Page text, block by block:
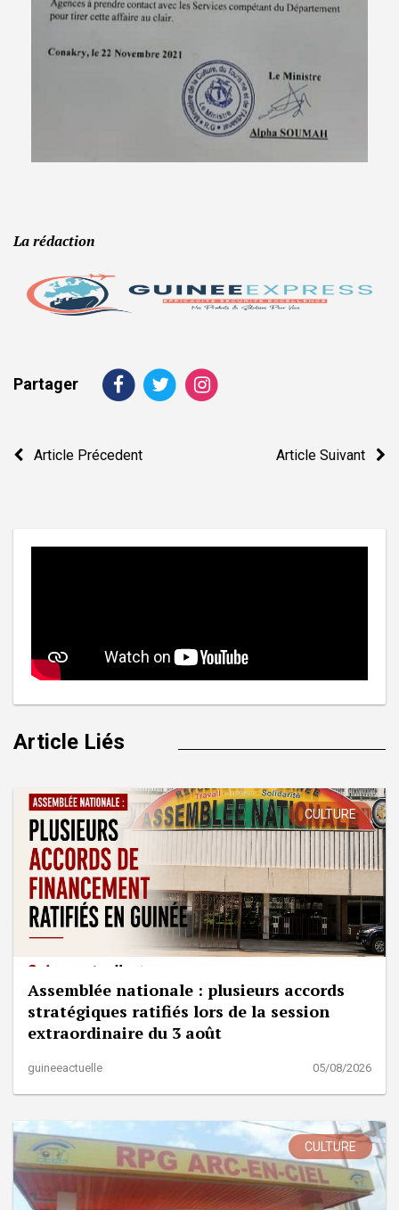
La rédaction
Partager
Navigation
Article Précedent Article Suivant
Article Liés
CULTURE
Assemblée nationale : plusieurs accords
stratégiques ratifiés lors de la session
extraordinaire du 3 août
guineeactuelle 05/08/2026
CULTURE